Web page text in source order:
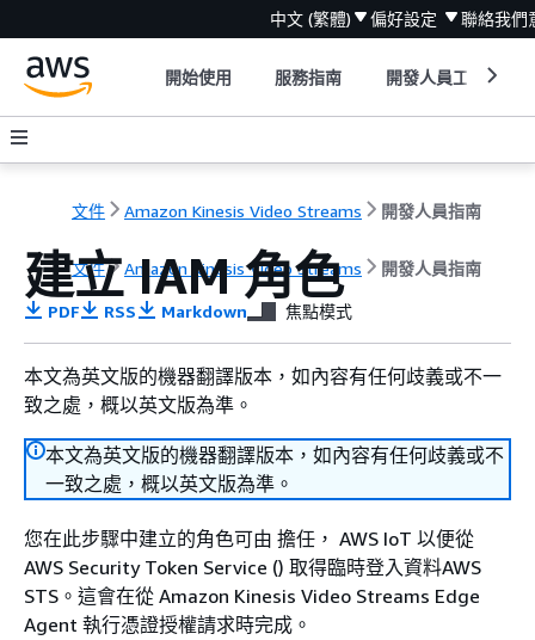
中文 (繁體) 偏好設定 聯絡我們
開始使用 服務指南 開發人員工具
文件 Amazon Kinesis Video Streams 開發人員指南
文件 Amazon Kinesis Video Streams 開發人員指南
建立 IAM 角色
PDF RSS Markdown 焦點模式
本文為英文版的機器翻譯版本，如內容有任何歧義或不一
致之處，概以英文版為準。
本文為英文版的機器翻譯版本，如內容有任何歧義或不
一致之處，概以英文版為準。
您在此步驟中建立的角色可由 擔任， AWS IoT 以便從
AWS Security Token Service () 取得臨時登入資料AWS
STS。這會在從 Amazon Kinesis Video Streams Edge
Agent 執行憑證授權請求時完成。